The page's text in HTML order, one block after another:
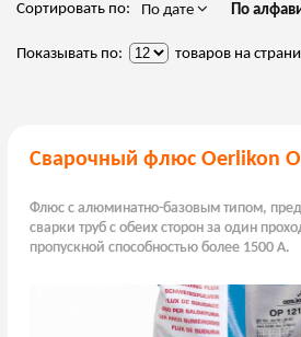
Сортировать по: По дате По
Показывать по: товаров на
Сварочный флюс Oerlikon
Флюс с алюминатно-базовым типом,
сварки труб с обеих сторон за один
пропускной способностью более 1500 А.